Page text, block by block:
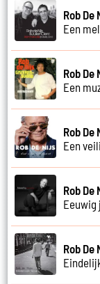
Rob
Een
Rob De
Een
Rob De
Een
Rob De
Eeuwig
Rob De